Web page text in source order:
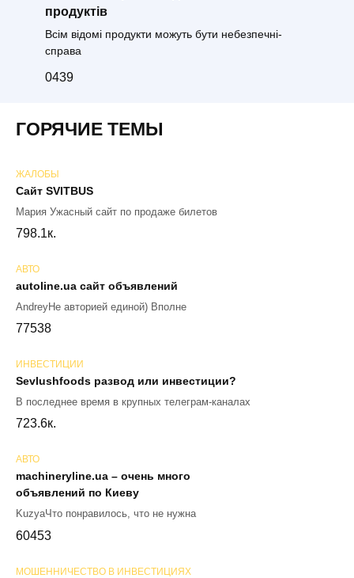
продуктів
Всім відомі продукти можуть бути небезпечні-
справа
0439
ГОРЯЧИЕ ТЕМЫ
ЖАЛОБЫ
Сайт SVITBUS
Мария Ужасный сайт по продаже билетов
798.1к.
АВТО
autoline.ua сайт объявлений
AndreyНе авторией единой) Вполне
77538
ИНВЕСТИЦИИ
Sevlushfoods развод или инвестиции?
В последнее время в крупных телеграм-каналах
723.6к.
АВТО
machineryline.ua – очень много
объявлений по Киеву
KuzyaЧто понравилось, что не нужна
60453
МОШЕННИЧЕСТВО В ИНВЕСТИЦИЯХ